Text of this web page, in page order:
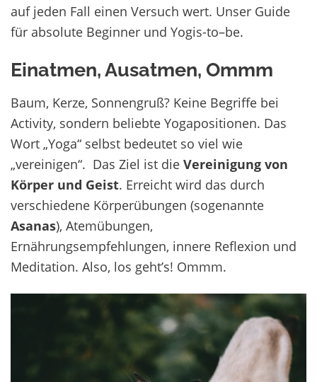
auf jeden Fall einen Versuch wert. Unser Guide
für absolute Beginner und Yogis-to–be.
Einatmen, Ausatmen, Ommm
Baum, Kerze, Sonnengruß? Keine Begriffe bei
Activity, sondern beliebte Yogapositionen. Das
Wort „Yoga“ selbst bedeutet so viel wie
„vereinigen“. Das Ziel ist die Vereinigung von
Körper und Geist. Erreicht wird das durch
verschiedene Körperübungen (sogenannte
Asanas), Atemübungen,
Ernährungsempfehlungen, innere Reflexion und
Meditation. Also, los geht’s! Ommm.